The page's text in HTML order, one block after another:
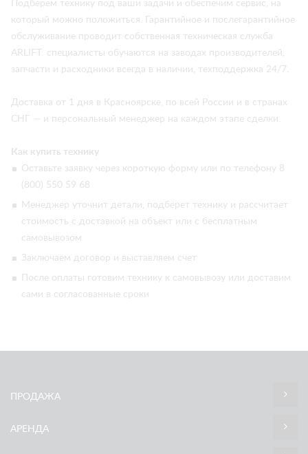
Подберем технику под ваши задачи и обеспечим сервис, на
который можно положиться. Гарантийное и послегарантийное
обслуживание проводит собственная техническая служба
ARLIFT: специалисты обучаются на заводах производителей,
запчасти и расходники всегда в наличии, техподдержка 24/7.
Доставка от 1 дня в Красноярске, по всей России и в странах
СНГ — и персональный менеджер на каждом этапе сделки.
Как купить технику
Оставьте заявку через короткую форму или по телефону 8
(800) 550 59 68
Менеджер уточнит детали, подберет технику и рассчитает
стоимость с доставкой на объект или с бесплатным
самовывозом
Заключаем договор и выставляем счет
После оплаты готовим технику к самовывозу или доставим
сами в согласованные сроки
ПРОДАЖА
АРЕНДА